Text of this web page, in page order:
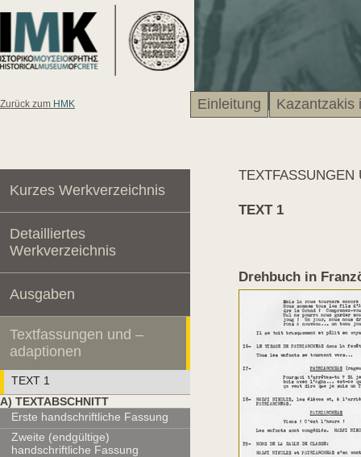
Zurück zum HMK Einleitung Kazantzakis
Kurzes Werkverzeichnis
Detailliertes
Werkverzeichnis
Ausgaben
Textfassungen und –
adaptionen
TEXT 1
Α) TEXTABSCHNITT
Erste handschriftliche Fassung
Zweite (endgültige)
handschriftliche Fassung
TEXTFASSUNGEN
TEXT 1
Drehbuch in